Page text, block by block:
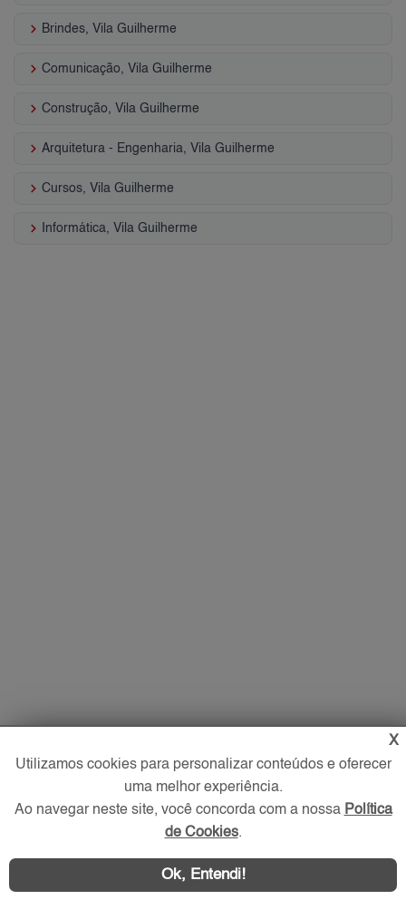
keyboard_arrow_right Brindes, Vila Guilherme
keyboard_arrow_right Comunicação, Vila Guilherme
keyboard_arrow_right Construção, Vila Guilherme
keyboard_arrow_right Arquitetura - Engenharia, Vila Guilherme
keyboard_arrow_right Cursos, Vila Guilherme
keyboard_arrow_right Informática, Vila Guilherme
Imóveis
Comprar
Imóveis Novos
Imobiliária
X
Utilizamos cookies para personalizar conteúdos e oferecer
uma melhor experiência.
Ao navegar neste site, você concorda com a nossa Política
de Cookies.
Ok, Entendi!